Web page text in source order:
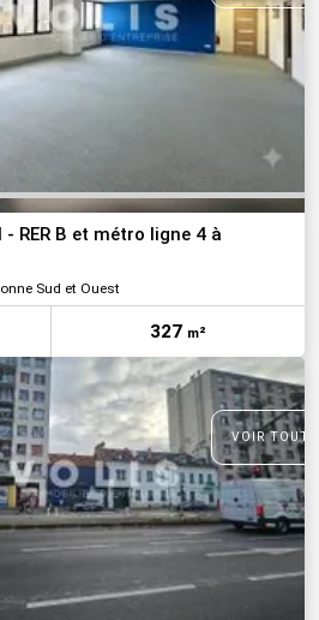
RER B et métro ligne 4 à
Sud et Ouest
327 m²
VOIR